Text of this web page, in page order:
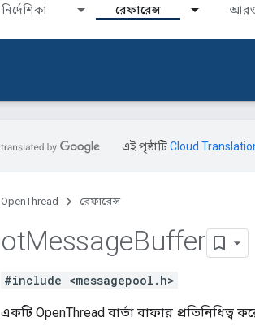
নির্দেশিকা রেফারেন্স আরও
এই পৃষ্ঠাটিCloud
OpenThread রেফারেন্স
otMessageBuffer
#include <messagepool.h>
একটি OpenThread বার্তা বাফার প্রতিনিধিত্ব